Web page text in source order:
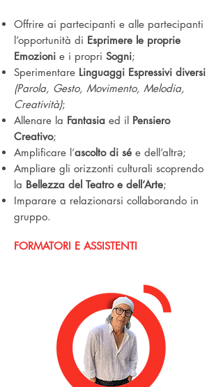
Offrire ai partecipanti e alle partecipanti
l’opportunità di Esprimere le proprie
Emozioni e i propri Sogni;
Sperimentare Linguaggi Espressivi diversi
(Parola, Gesto, Movimento, Melodia,
Creatività);
Allenare la Fantasia ed il Pensiero
Creativo;
Amplificare l’ascolto di sé e dell’altrə;
Ampliare gli orizzonti culturali scoprendo
la Bellezza del Teatro e dell’Arte;
Imparare a relazionarsi collaborando in
gruppo.
FORMATORI E ASSISTENTI